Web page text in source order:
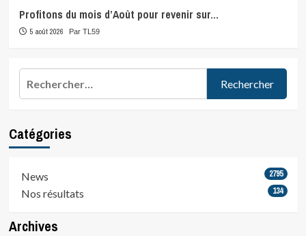
Profitons du mois d’Août pour revenir sur…
5 août 2026 Par TL59
Catégories
News 2795
Nos résultats 134
Archives